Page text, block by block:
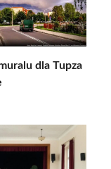
dla Tupza